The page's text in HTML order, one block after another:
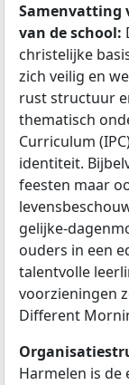
Samenvatting
van de school:
christelijke
zich veilig en
rust structuur
thematisch
Curriculum
identiteit.
feesten maar
gelijke-
ouders in een
talentvolle
voorzieningen
Different
Harmelen is de